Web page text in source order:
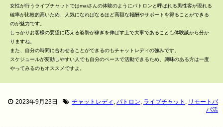
女性が行うライブチャットではmaiさんの体験のようにパトロンと呼ばれる男性客が現れる
確率が比較的高いため、人気になればなるほど高額な報酬やサポートを得ることができる
のが魅力です。
しっかりお客様の要望に応える姿勢が稼ぎを伸ばす上で大事であることも体験談から分か
りますね。
また、自分の時間に合わせることができるのもチャットレディの強みです。
スケジュールが変動しやすい人でも自分のペースで活動できるため、興味のある方は一度
やってみるのもオススメですよ。
2023年9月23日 チャットレディ パトロン ライブチャット
リモートパ
パ活